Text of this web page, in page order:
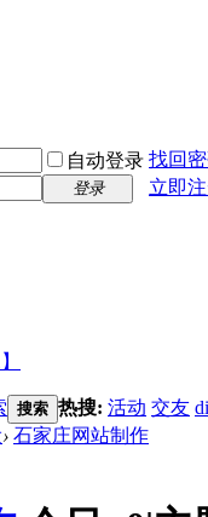
自动登录 找回
登录
立即
搜索 热搜: 活动 交友
› 石家庄网站制作